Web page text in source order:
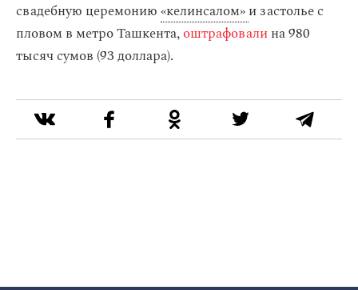
свадебную церемонию«келинсалом»и застолье с
пловом в метро Ташкента,оштрафовалина 980
тысяч сумов (93 доллара).